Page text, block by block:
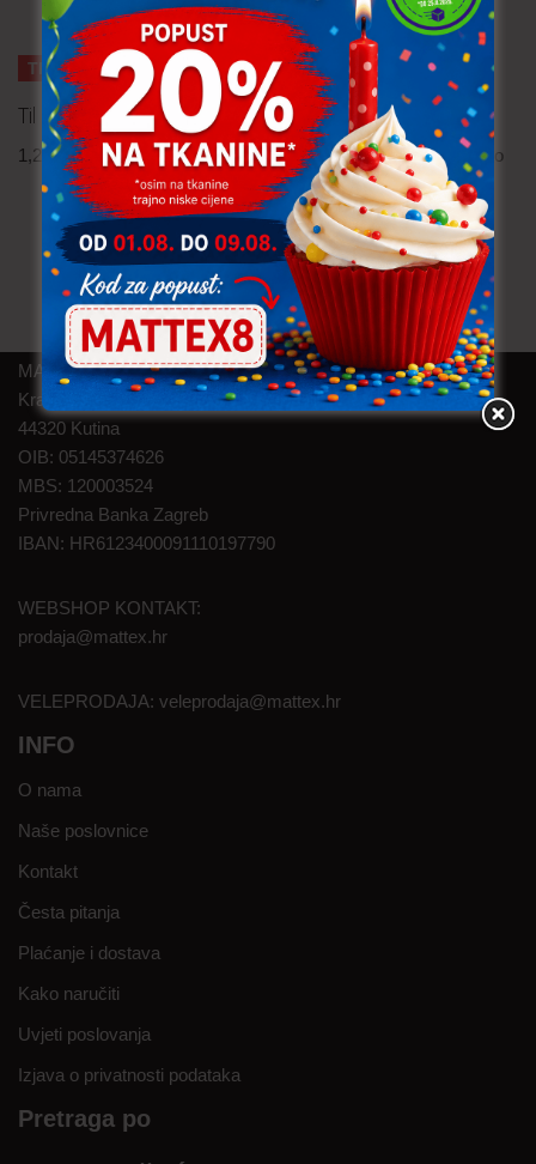
TRAJNO NISKA CIJENA!
Til – jednobojni
1,20€ uključ. PDV po metru
Pletivo
7,60€ – 8,60€ uključ. PDV po
metru
MAT TEXTILE d.o.o.
Kralja Zvonimira 46
44320 Kutina
OIB: 05145374626
MBS: 120003524
Privredna Banka Zagreb
IBAN: HR6123400091110197790
WEBSHOP KONTAKT:
prodaja@mattex.hr
VELEPRODAJA: veleprodaja@mattex.hr
INFO
O nama
Naše poslovnice
Kontakt
Česta pitanja
Plaćanje i dostava
Kako naručiti
Uvjeti poslovanja
Izjava o privatnosti podataka
Pretraga po